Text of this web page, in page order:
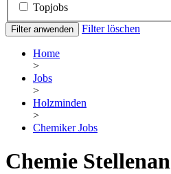
Topjobs
Filter anwenden Filter löschen
Home
>
Jobs
>
Holzminden
>
Chemiker Jobs
Chemie